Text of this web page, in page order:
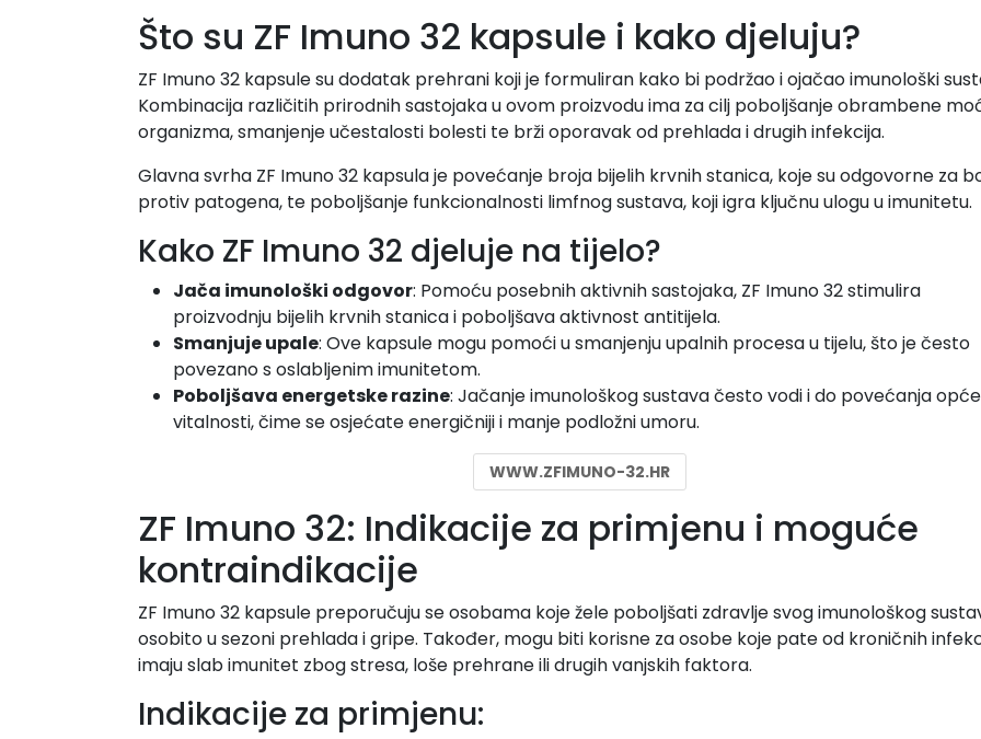
Što su ZF Imuno 32 kapsule i kako djeluju?
ZF Imuno 32 kapsule su dodatak prehrani koji je formuliran kako bi podržao i ojačao imunološki
Kombinacija različitih prirodnih sastojaka u ovom proizvodu ima za cilj poboljšanje obrambene
organizma, smanjenje učestalosti bolesti te brži oporavak od prehlada i drugih infekcija.
Glavna svrha ZF Imuno 32 kapsula je povećanje broja bijelih krvnih stanica, koje su odgovorne za
protiv patogena, te poboljšanje funkcionalnosti limfnog sustava, koji igra ključnu ulogu u imunitetu.
Kako ZF Imuno 32 djeluje na tijelo?
Jača imunološki odgovor: Pomoću posebnih aktivnih sastojaka, ZF Imuno 32 stimulira
proizvodnju bijelih krvnih stanica i poboljšava aktivnost antitijela.
Smanjuje upale: Ove kapsule mogu pomoći u smanjenju upalnih procesa u tijelu, što je često
povezano s oslabljenim imunitetom.
Poboljšava energetske razine: Jačanje imunološkog sustava često vodi i do povećanja opće
vitalnosti, čime se osjećate energičniji i manje podložni umoru.
WWW.ZFIMUNO-32.HR
ZF Imuno 32: Indikacije za primjenu i moguće
kontraindikacije
ZF Imuno 32 kapsule preporučuju se osobama koje žele poboljšati zdravlje svog imunološkog
osobito u sezoni prehlada i gripe. Također, mogu biti korisne za osobe koje pate od kroničnih
imaju slab imunitet zbog stresa, loše prehrane ili drugih vanjskih faktora.
Indikacije za primjenu: